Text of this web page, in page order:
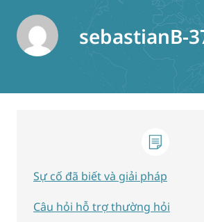
sebastianB-
Sự cố đã biết và giải pháp
Câu hỏi hỗ trợ thường hỏi